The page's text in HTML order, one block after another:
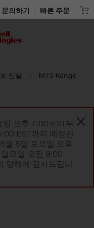
문의하기 빠른 주문
신발
MTS Range
오후 7:00 EST부
EST까지 예정된
월 8일 토요일 오후
요일 오전 9:00
양해에 감사드립니